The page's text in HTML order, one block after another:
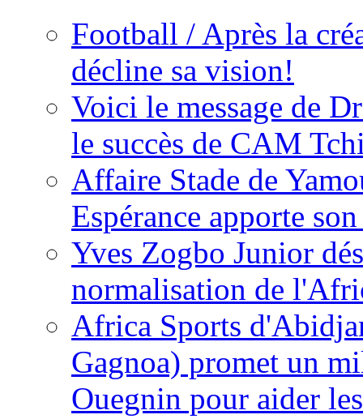
Football / Après la
décline sa vision!
Voici le message de
le succès de CAM
Affaire Stade de
Espérance apporte
Yves Zogbo Junior
normalisation de
Africa Sports
Gagnoa) promet un
Ouegnin pour aider